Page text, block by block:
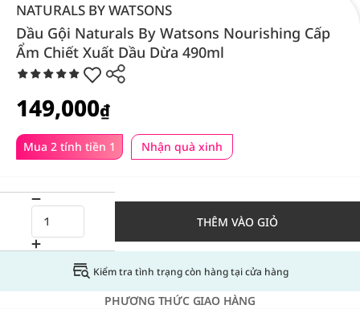
NATURALS BY WATSONS
Dầu Gội Naturals By Watsons Nourishing Cấp
Ẩm Chiết Xuất Dầu Dừa 490ml
Mua 2 tính tiền 1 Nhận quà xinh
149,000₫
THÊM VÀO GIỎ
Kiểm tra tình trạng còn hàng tại cửa hàng
PHƯƠNG THỨC GIAO HÀNG